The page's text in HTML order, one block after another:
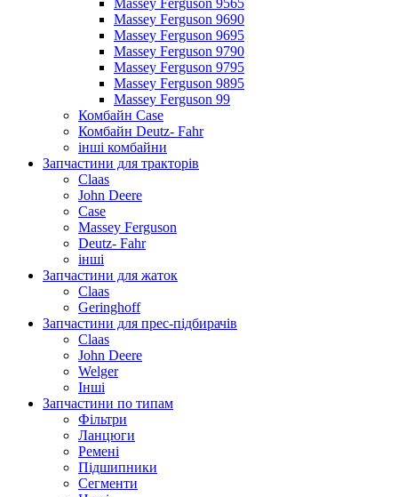
Massey Ferguson 9565
Massey Ferguson 9690
Massey Ferguson 9695
Massey Ferguson 9790
Massey Ferguson 9795
Massey Ferguson 9895
Massey Ferguson 99
Комбайн Case
Комбайн Deutz- Fahr
інші комбайни
Запчастини для тракторів
Claas
John Deere
Case
Massey Ferguson
Deutz- Fahr
інші
Запчастини для жаток
Claas
Geringhoff
Запчастини для прес-підбирачів
Claas
John Deere
Welger
Інші
Запчастини по типам
Фільтри
Ланцюги
Ремені
Підшипники
Сегменти